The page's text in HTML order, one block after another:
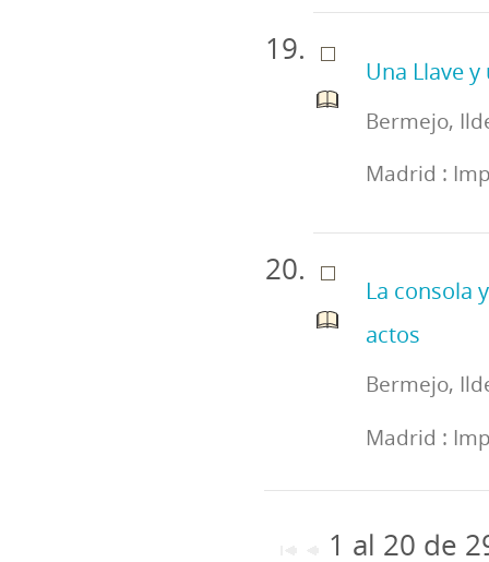
Una Llave
Bermejo,
Madrid :
La consola
actos
Bermejo,
Madrid :
1 al 20 de